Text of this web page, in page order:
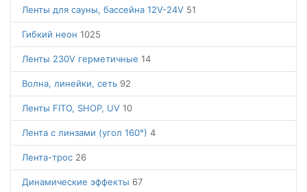
Ленты для сауны, бассейна 12V-24V 51
Гибкий неон 1025
Ленты 230V герметичные 14
Волна, линейки, сеть 92
Ленты FITO, SHOP, UV 10
Лента с линзами (угол 160°) 4
Лента-трос 26
Динамические эффекты 67